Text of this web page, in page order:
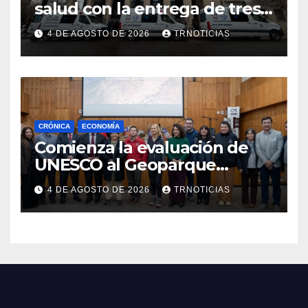
salud con la entrega de tres
nuevas ambulancias para
Cauquenes y Sagrada Familia
4 DE AGOSTO DE 2026 TRNOTICIAS
CRÓNICA ECONOMÍA
Comienza la evaluación de
UNESCO al Geoparque
Aspirante Pillanmapu en el
Maule
4 DE AGOSTO DE 2026 TRNOTICIAS